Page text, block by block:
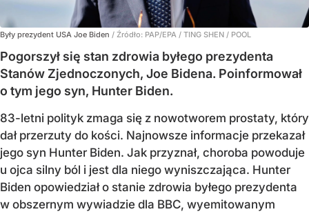
Były prezydent USA Joe Biden / Źródło: PAP/EPA / TING SHEN / POOL
Pogorszył się stan zdrowia byłego prezydenta
Stanów Zjednoczonych, Joe Bidena. Poinformował
o tym jego syn, Hunter Biden.
83-letni polityk zmaga się z nowotworem prostaty, który
dał przerzuty do kości. Najnowsze informacje przekazał
jego syn Hunter Biden. Jak przyznał, choroba powoduje
u ojca silny ból i jest dla niego wyniszczająca. Hunter
Biden opowiedział o stanie zdrowia byłego prezydenta
w obszernym wywiadzie dla BBC, wyemitowanym